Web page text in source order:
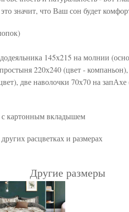
значит, что Ваш сон будет
145х215 на молнии
220х240 (цвет -
две наволочки 70х70 на
картонным вкладышем
расцветках и размерах
Другие размеры